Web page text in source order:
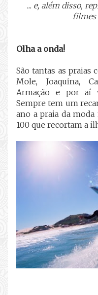
... e, além disso,
filmes
Olha a onda!
São tantas as praias
Mole, Joaquina,
Armação e por aí
Sempre tem um
ano a praia da
100 que recortam a